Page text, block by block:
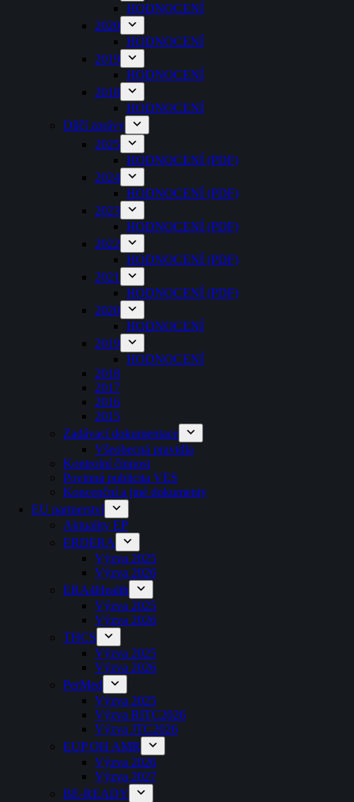
HODNOCENÍ
2020
HODNOCENÍ
2019
HODNOCENÍ
2018
HODNOCENÍ
Dílčí zprávy
2025
HODNOCENÍ (PDF)
2024
HODNOCENÍ (PDF)
2023
HODNOCENÍ (PDF)
2022
HODNOCENÍ (PDF)
2021
HODNOCENÍ (PDF)
2020
HODNOCENÍ
2019
HODNOCENÍ
2018
2017
2016
2015
Zadávací dokumentace
Všeobecná pravidla
Kontrolní činnost
Povinná publicita VES
Koncepční a jiné dokumenty
EU partnerství
Aktuality EP
ERDERA
Výzva 2025
Výzva 2026
ERA4Health
Výzva 2025
Výzva 2026
THCS
Výzva 2025
Výzva 2026
PerMed
Výzva 2025
Výzva RITC2026
Výzva JTC2026
EUP OH AMR
Výzva 2026
Výzva 2027
BE-READY